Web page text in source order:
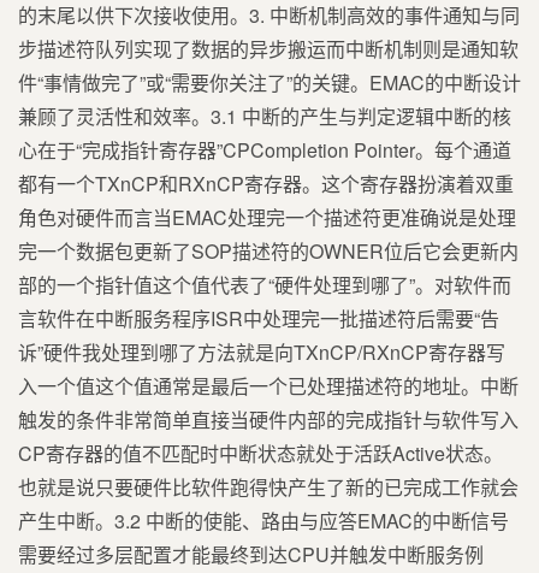
的末尾以供下次接收使用。3. 中断机制高效的事件通知与同
步描述符队列实现了数据的异步搬运而中断机制则是通知软
件“事情做完了”或“需要你关注了”的关键。EMAC的中断设计
兼顾了灵活性和效率。3.1 中断的产生与判定逻辑中断的核
心在于“完成指针寄存器”CPCompletion Pointer。每个通道
都有一个TXnCP和RXnCP寄存器。这个寄存器扮演着双重
角色对硬件而言当EMAC处理完一个描述符更准确说是处理
完一个数据包更新了SOP描述符的OWNER位后它会更新内
部的一个指针值这个值代表了“硬件处理到哪了”。对软件而
言软件在中断服务程序ISR中处理完一批描述符后需要“告
诉”硬件我处理到哪了方法就是向TXnCP/RXnCP寄存器写
入一个值这个值通常是最后一个已处理描述符的地址。中断
触发的条件非常简单直接当硬件内部的完成指针与软件写入
CP寄存器的值不匹配时中断状态就处于活跃Active状态。
也就是说只要硬件比软件跑得快产生了新的已完成工作就会
产生中断。3.2 中断的使能、路由与应答EMAC的中断信号
需要经过多层配置才能最终到达CPU并触发中断服务例